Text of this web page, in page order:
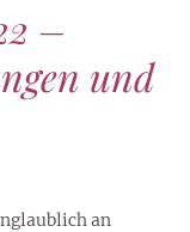
–
und
an